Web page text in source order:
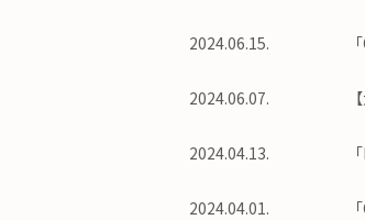
2024.06.15.
2024.06.07.
2024.04.13.
2024.04.01.